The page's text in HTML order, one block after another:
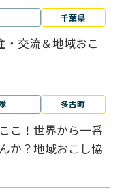
千葉県
・交流＆地域おこ
多古町
こ！世界から一番
か？地域おこし協